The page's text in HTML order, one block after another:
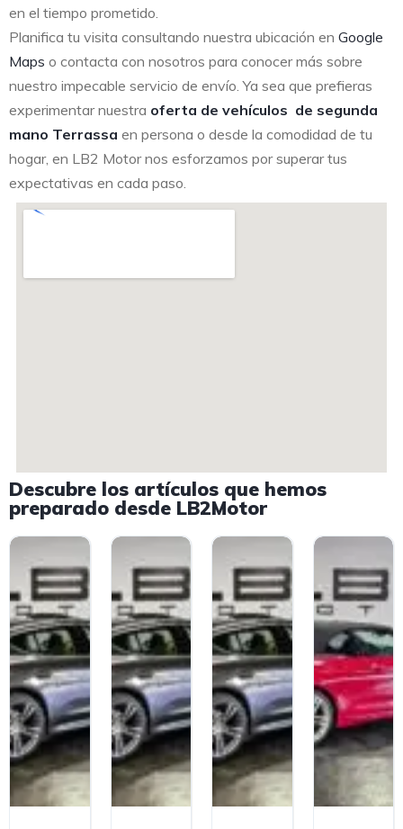
en el tiempo prometido.
Planifica tu visita consultando nuestra ubicación en Google
Maps o contacta con nosotros para conocer más sobre
nuestro impecable servicio de envío. Ya sea que prefieras
experimentar nuestra oferta de vehículos de segunda
mano Terrassa en persona o desde la comodidad de tu
hogar, en LB2 Motor nos esforzamos por superar tus
expectativas en cada paso.
Descubre los artículos que hemos
preparado desde LB2Motor